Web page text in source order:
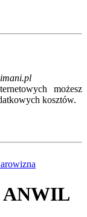
możesz
kosztów.
ANWIL